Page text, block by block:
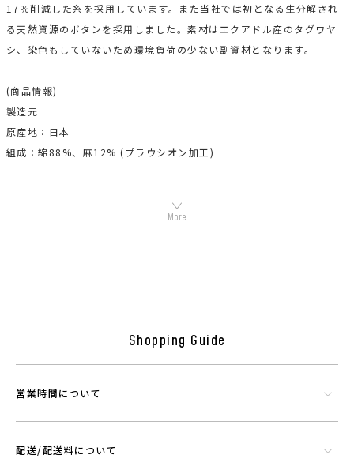
17％削減した糸を採用しています。また当社では初となる生分解され
る天然資源のボタンを採用しました。素材はエクアドル産のタグワヤ
シ、染色もしていないため環境負荷の少ない副資材となります。
(商品情報)
製造元
原産地：日本
組成：綿88%、麻12% (プラウシオン加工)
シリカやトルマリンなど数種類の天然鉱石でできたミネラル混合体で
Shopping Guide
営業時間について
配送/配送料について